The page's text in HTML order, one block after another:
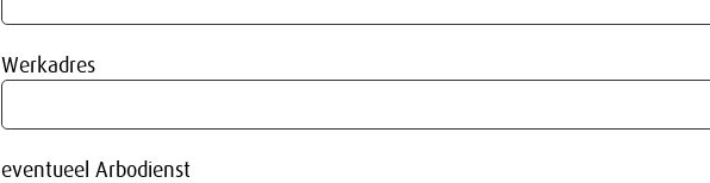
Werkadres
eventueel Arbodienst